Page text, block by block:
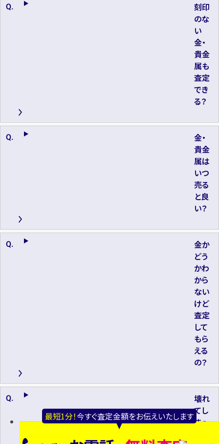
最短1分！今すぐ査定金額をお伝えいたします
刻印
のな
い
金・
貴金
属も
査定
でき
る？
金・
貴金
属は
いつ
売る
と良
い？
金か
どう
かわ
から
ない
けど
査定
して
もら
える
の？
壊れ
てし
まっ